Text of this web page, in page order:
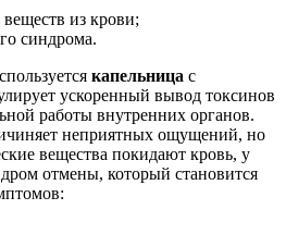
из крови;
синдрома.
капельница с
ускоренный вывод токсинов
работы внутренних органов.
неприятных ощущений, но
вещества покидают кровь, у
отмены, который становится